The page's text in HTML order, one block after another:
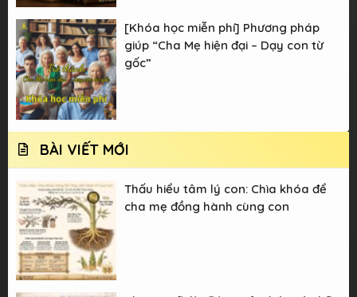
[Khóa học miễn phí] Phương pháp
giúp “Cha Mẹ hiện đại – Dạy con từ
gốc”
BÀI VIẾT MỚI
Thấu hiểu tâm lý con: Chìa khóa để
cha mẹ đồng hành cùng con